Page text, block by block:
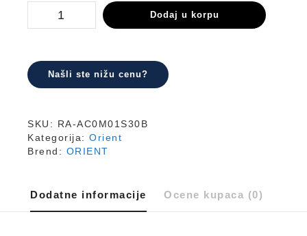
AC0M01S30B
količina
Dodaj u korpu
Našli ste nižu cenu?
SKU: RA-AC0M01S30B
Kategorija: Orient
Brend: ORIENT
Dodatne informacije Ocene kupaca (0)